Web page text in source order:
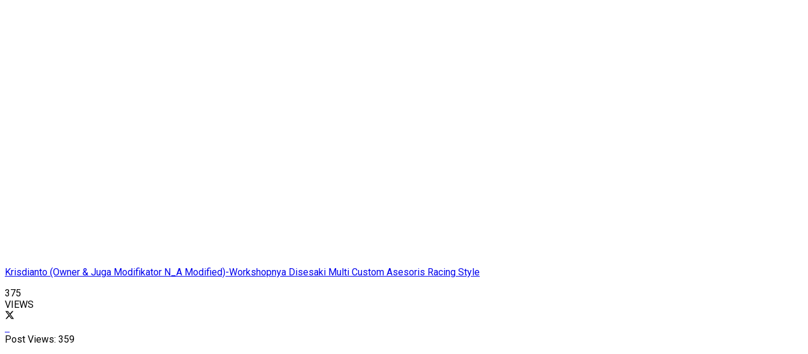
Krisdianto (Owner & Juga Modifikator N_A Modified)-Workshopnya Disesaki Multi Custom Asesoris Racing Style
375
VIEWS
Post Views: 359